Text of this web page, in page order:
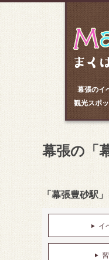
幕張のイ
観光スポ
幕張の「
「幕張豊砂駅
イ